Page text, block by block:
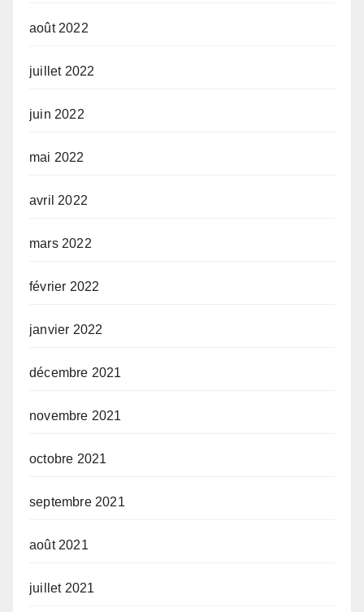
août 2022
juillet 2022
juin 2022
mai 2022
avril 2022
mars 2022
février 2022
janvier 2022
décembre 2021
novembre 2021
octobre 2021
septembre 2021
août 2021
juillet 2021